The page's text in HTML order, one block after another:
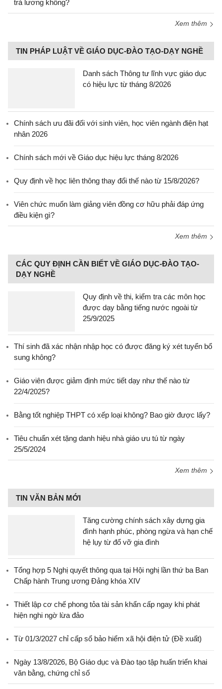
trả lương không?
Xem thêm
TIN PHÁP LUẬT VỀ GIÁO DỤC-ĐÀO TẠO-DẠY NGHỀ
Danh sách Thông tư lĩnh vực giáo dục
có hiệu lực từ tháng 8/2026
Chính sách ưu đãi đối với sinh viên, học viên ngành điện hạt
nhân 2026
Chính sách mới về Giáo dục hiệu lực tháng 8/2026
Quy định về học liên thông thay đổi thế nào từ 15/8/2026?
Viên chức muốn làm giảng viên đồng cơ hữu phải đáp ứng
điều kiện gì?
Xem thêm
CÁC QUY ĐỊNH CẦN BIẾT VỀ GIÁO DỤC-ĐÀO TẠO-
DẠY NGHỀ
Quy định về thi, kiểm tra các môn học
được dạy bằng tiếng nước ngoài từ
25/9/2025
Thí sinh đã xác nhận nhập học có được đăng ký xét tuyển bổ
sung không?
Giáo viên được giảm định mức tiết dạy như thế nào từ
22/4/2025?
Bằng tốt nghiệp THPT có xếp loại không? Bao giờ được lấy?
Tiêu chuẩn xét tặng danh hiệu nhà giáo ưu tú từ ngày
25/5/2024
Xem thêm
TIN VĂN BẢN MỚI
Tăng cường chính sách xây dựng gia
đình hạnh phúc, phòng ngừa và hạn chế
hệ lụy từ đổ vỡ gia đình
Tổng hợp 5 Nghị quyết thông qua tại Hội nghị lần thứ ba Ban
Chấp hành Trung ương Đảng khóa XIV
Thiết lập cơ chế phong tỏa tài sản khẩn cấp ngay khi phát
hiện nghi ngờ lừa đảo
Từ 01/3/2027 chỉ cấp sổ bảo hiểm xã hội điện tử (Đề xuất)
Ngày 13/8/2026, Bộ Giáo dục và Đào tạo tập huấn triển khai
văn bằng, chứng chỉ số